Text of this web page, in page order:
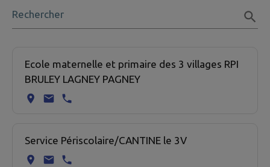
Rechercher
Ecole maternelle et primaire des 3 villages RPI
BRULEY LAGNEY PAGNEY
Service Périscolaire/CANTINE le 3V